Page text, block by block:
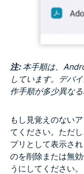
注: 本手順は、
しています。デバ
作手順が多少異なる
もし見覚えのない
てください。ただ
プリとして表示さ
のを削除または無
うにしてください。